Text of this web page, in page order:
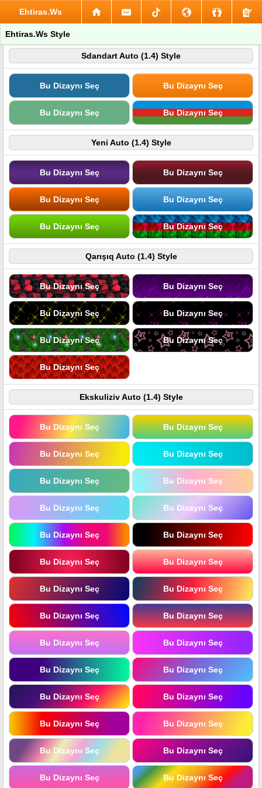
Ehtiras.Ws
Ehtiras.Ws Style
Sdandart Auto (1.4) Style
Bu Dizaynı Seç Bu Dizaynı Seç
Bu Dizaynı Seç Bu Dizaynı Seç
Yeni Auto (1.4) Style
Bu Dizaynı Seç Bu Dizaynı Seç
Bu Dizaynı Seç Bu Dizaynı Seç
Bu Dizaynı Seç Bu Dizaynı Seç
Qarışıq Auto (1.4) Style
Bu Dizaynı Seç Bu Dizaynı Seç
Bu Dizaynı Seç Bu Dizaynı Seç
Bu Dizaynı Seç Bu Dizaynı Seç
Bu Dizaynı Seç
Ekskuliziv Auto (1.4) Style
Bu Dizaynı Seç Bu Dizaynı Seç
Bu Dizaynı Seç Bu Dizaynı Seç
Bu Dizaynı Seç Bu Dizaynı Seç
Bu Dizaynı Seç Bu Dizaynı Seç
Bu Dizaynı Seç Bu Dizaynı Seç
Bu Dizaynı Seç Bu Dizaynı Seç
Bu Dizaynı Seç Bu Dizaynı Seç
Bu Dizaynı Seç Bu Dizaynı Seç
Bu Dizaynı Seç Bu Dizaynı Seç
Bu Dizaynı Seç Bu Dizaynı Seç
Bu Dizaynı Seç Bu Dizaynı Seç
Bu Dizaynı Seç Bu Dizaynı Seç
Bu Dizaynı Seç Bu Dizaynı Seç
Bu Dizaynı Seç Bu Dizaynı Seç